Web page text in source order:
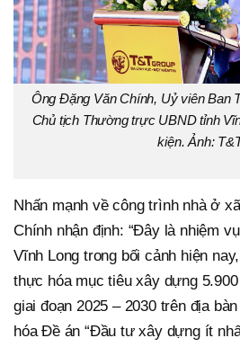
Ông Đặng Văn Chính, Uỷ viên Ban
Chủ tịch Thường trực UBND tỉnh
kiện. Ảnh:
Nhấn mạnh về công trình nhà ở
Chính nhận định: “Đây là nhiệm
Vĩnh Long trong bối cảnh hiện
thực hóa mục tiêu xây dựng
giai đoạn 2025 – 2030 trên địa
hóa Đề án “Đầu tư xây dựng ít